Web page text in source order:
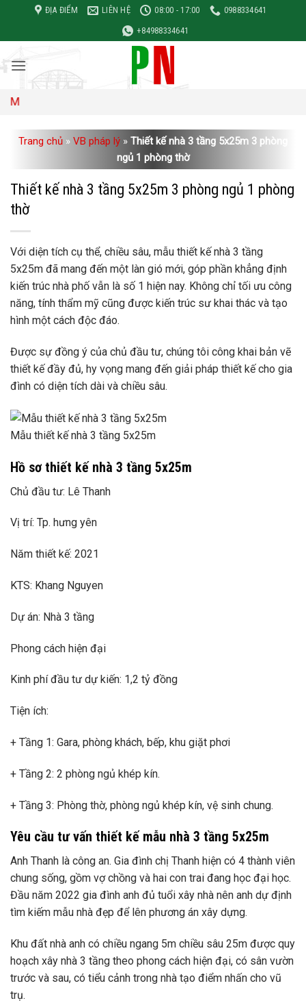
nội
dung
ĐỊA ĐIỂM LIÊN HỆ 08:00 - 17:00
0988334641
+84988334641
Trang chủ » VB pháp lý » Thiết kế nhà 3 tầng 5x25m 3 phòng
ngủ 1 phòng thờ
Thiết kế nhà 3 tầng 5x25m 3 phòng ngủ 1 phòng
thờ
Với diện tích cụ thể, chiều sâu, mẫu thiết kế nhà 3 tầng
5x25m đã mang đến một làn gió mới, góp phần khẳng định
kiến ​​trúc nhà phố vẫn là số 1 hiện nay. Không chỉ tối ưu công
năng, tính thẩm mỹ cũng được kiến ​​trúc sư khai thác và tạo
hình một cách độc đáo.
Được sự đồng ý của chủ đầu tư, chúng tôi công khai bản vẽ
thiết kế đầy đủ, hy vọng mang đến giải pháp thiết kế cho gia
đình có diện tích dài và chiều sâu.
Mẫu thiết kế nhà 3 tầng 5x25m
Hồ sơ thiết kế nhà 3 tầng 5x25m
Chủ đầu tư: Lê Thanh
Vị trí: Tp. hưng yên
Năm thiết kế: 2021
KTS: Khang Nguyen
Dự án: Nhà 3 tầng
Phong cách hiện đại
Kinh phí đầu tư dự kiến: 1,2 tỷ đồng
Tiện ích:
+ Tầng 1: Gara, phòng khách, bếp, khu giặt phơi
+ Tầng 2: 2 phòng ngủ khép kín.
+ Tầng 3: Phòng thờ, phòng ngủ khép kín, vệ sinh chung.
Yêu cầu tư vấn thiết kế mẫu nhà 3 tầng 5x25m
Anh Thanh là công an. Gia đình chị Thanh hiện có 4 thành viên
chung sống, gồm vợ chồng và hai con trai đang học đại học.
Đầu năm 2022 gia đình anh đủ tuổi xây nhà nên anh dự định
tìm kiếm mẫu nhà đẹp để lên phương án xây dựng.
Khu đất nhà anh có chiều ngang 5m chiều sâu 25m được quy
hoạch xây nhà 3 tầng theo phong cách hiện đại, có sân vườn
trước và sau, có tiểu cảnh trong nhà tạo điểm nhấn cho vũ
trụ.